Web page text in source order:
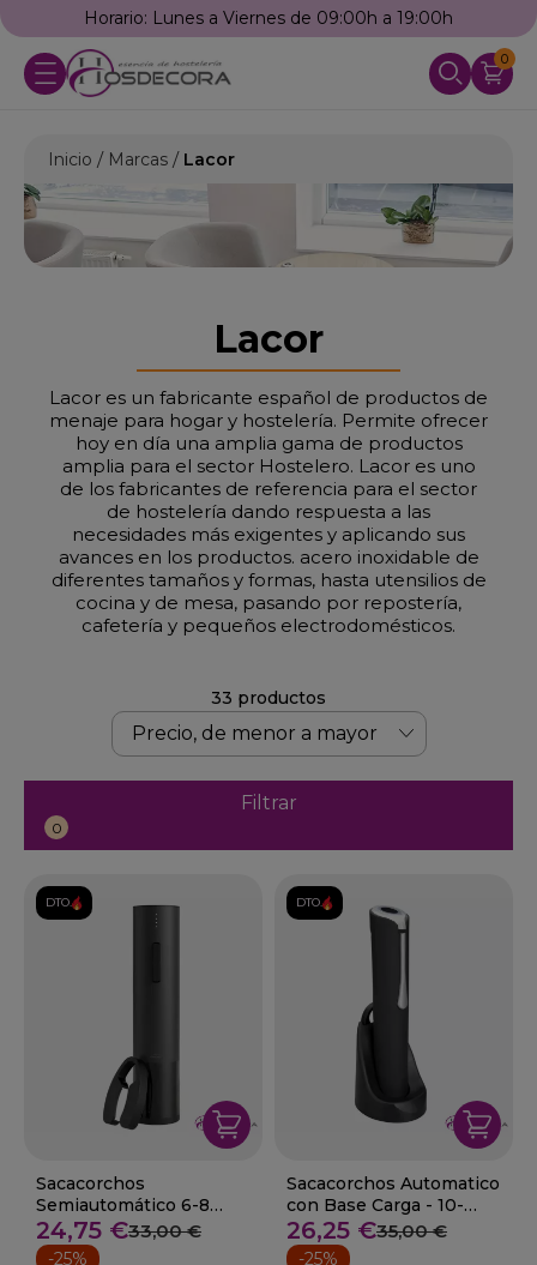
Horario: Lunes a Viernes de 09:00h a 19:00h
0
Inicio Marcas Lacor
Lacor
Lacor es un fabricante español de productos de
menaje para hogar y hostelería. Permite ofrecer
hoy en día una amplia gama de productos
amplia para el sector Hostelero. Lacor es uno
de los fabricantes de referencia para el sector
de hostelería dando respuesta a las
necesidades más exigentes y aplicando sus
avances en los productos. acero inoxidable de
diferentes tamaños y formas, hasta utensilios de
cocina y de mesa, pasando por repostería,
cafetería y pequeños electrodomésticos.
33 productos
Filtrar
0
DTO.
Sacacorchos
Semiautomático 6-8
segundos - 10-63056
24,75 €33,00 €
-25%
DTO.
Sacacorchos Automatico
con Base Carga - 10-
63031
26,25 €35,00 €
-25%